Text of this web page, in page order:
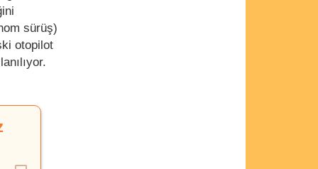
sürüş)
otopilot